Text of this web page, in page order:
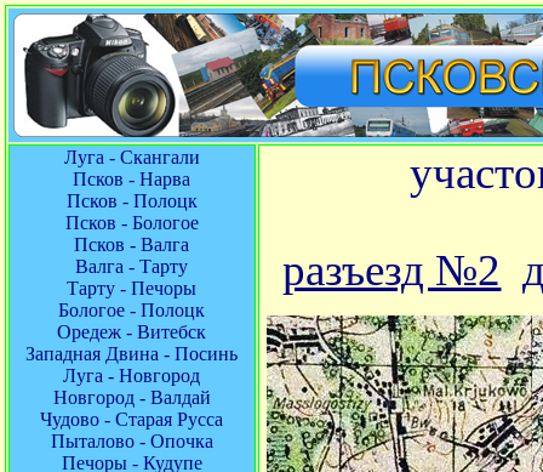
Луга - Скангали
Псков - Нарва
Псков - Полоцк
Псков - Бологое
Псков - Валга
Валга - Тарту
Тарту - Печоры
Бологое - Полоцк
Оредеж - Витебск
Западная Двина - Посинь
Луга - Новгород
Новгород - Валдай
Чудово - Старая Русса
Пыталово - Опочка
Печоры - Кудупе
разъезд №2